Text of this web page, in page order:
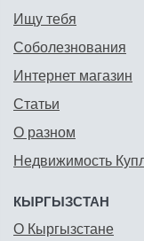
Ищу тебя
Соболезнования
Интернет магазин
Статьи
О разном
Недвижимость
КЫРГЫЗСТАН
О Кыргызстане